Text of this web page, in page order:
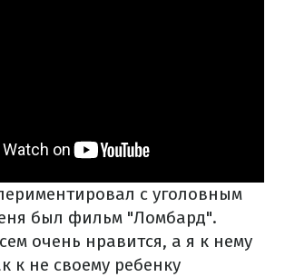
с уголовным
был фильм "Ломбард".
очень нравится, а я к нему
к не своему ребенку